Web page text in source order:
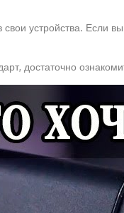
устройства. Если
достаточно